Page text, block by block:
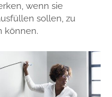
wenn sie
sollen, zu
können.